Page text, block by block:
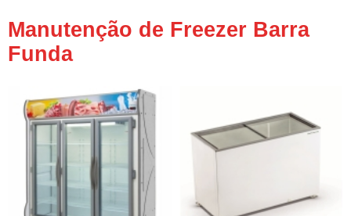
Manutenção de Freezer Barra
Funda